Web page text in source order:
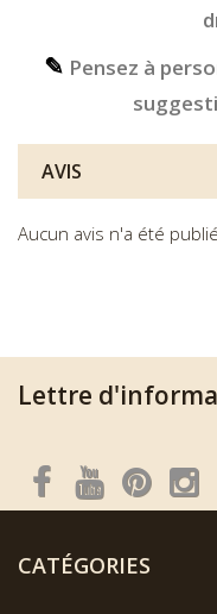
✎ Pensez à
AVIS
Aucun avis n'a été
Lettre
CATÉGORIES